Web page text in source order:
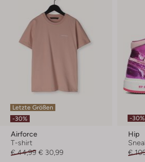
Letzte Größen
-30%
Airforce
T-shirt
€ 44,99 € 30,99
-30%
Hip
€